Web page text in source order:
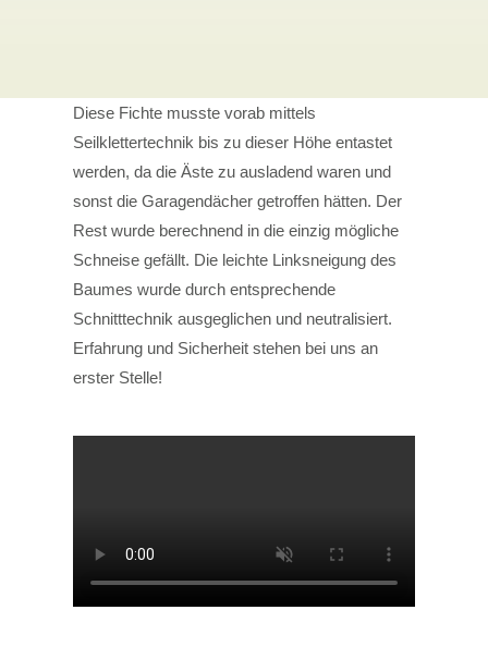
Diese Fichte musste vorab mittels
Seilklettertechnik bis zu dieser Höhe entastet
werden, da die Äste zu ausladend waren und
sonst die Garagendächer getroffen hätten. Der
Rest wurde berechnend in die einzig mögliche
Schneise gefällt. Die leichte Linksneigung des
Baumes wurde durch entsprechende
Schnitttechnik ausgeglichen und neutralisiert.
Erfahrung und Sicherheit stehen bei uns an
erster Stelle!